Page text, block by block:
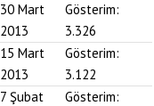
30 Mart
2013
Gösterim:
3.326
15 Mart
2013
Gösterim:
3.122
7 Şubat
Gösterim: